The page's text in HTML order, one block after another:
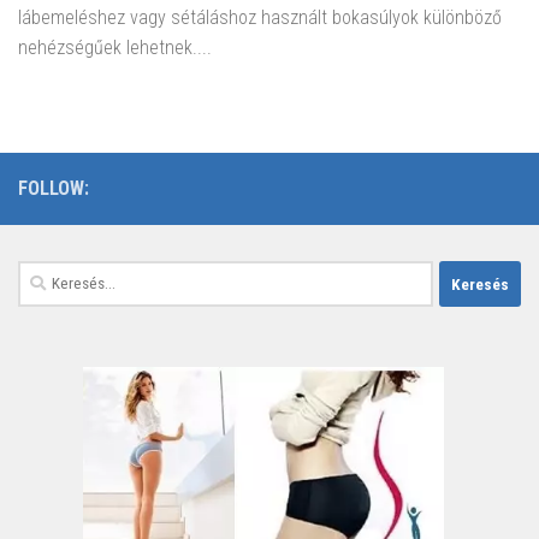
lábemeléshez vagy sétáláshoz használt bokasúlyok különböző
nehézségűek lehetnek....
FOLLOW:
Keresés: